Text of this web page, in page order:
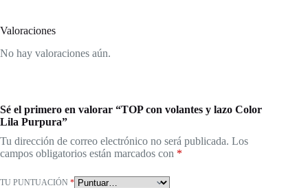
Valoraciones
No hay valoraciones aún.
Sé el primero en valorar “TOP con volantes y lazo Color
Lila Purpura”
Tu dirección de correo electrónico no será publicada. Los
campos obligatorios están marcados con *
TU PUNTUACIÓN *